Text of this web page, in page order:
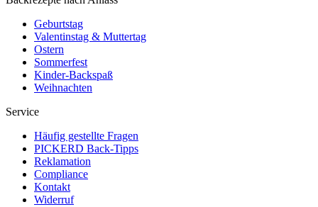
Geburtstag
Valentinstag & Muttertag
Ostern
Sommerfest
Kinder-Backspaß
Weihnachten
Service
Häufig gestellte Fragen
PICKERD Back-Tipps
Reklamation
Compliance
Kontakt
Widerruf